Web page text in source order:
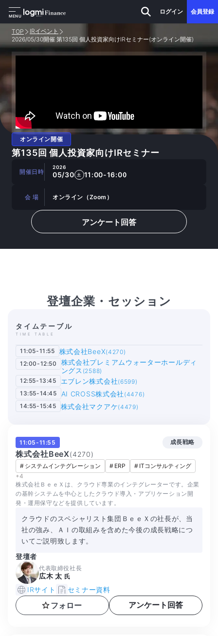
MENU
ログイン 会員登録
TOP
IRイベント
2026/05/30開催 第135回 個人投資家向けIRセミナー(オンライン開催)
オンライン開催
第135回 個人投資家向けIRセミナー
開催日時
2026
05/30 土 11:00-16:00
会 場 オンライン（Zoom）
アンケート回答
登壇企業・セッション
タイムテーブル
TIME TABLE
11:05-11:55 株式会社BeeX(4270)
12:00-12:50
株式会社プレミアムウォーターホールディ
ングス (2588)
12:55-13:45
エブレン株式会社(6599)
13:55-14:45
AI CROSS株式会社 (4476)
14:55-15:45
株式会社マクアケ(4479)
11:05-11:55 成長戦略
株式会社BeeX(4270)
# システムインテグレーション # ERP # ITコンサルティング
+4
株式会社ＢｅｅＸは、クラウド専業のインテグレーターです。企業
の基幹システムを中心としたクラウド導入・アプリケーション開
発・運用保守などを提供しています。
クラウドのスペシャリスト集団ＢｅｅＸの社長が、当
社の強み、ＡＩの取組みを含めた今後の成長戦略につ
いてご説明致します。
登壇者
代表取締役社長
広木 太 氏
IRサイト セミナー資料
フォロー アンケート回答